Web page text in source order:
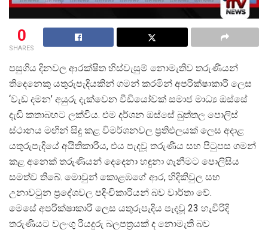
0
SHARES
පසුගිය දිනවල ආරක්ෂිත හිස්වැසුම් නොමැතිව තරුණියන්
තිදෙනෙකු යතුරුපැදියකින් ගමන් කරමින් අපරික්ෂාකාරී ලෙස
‘වැඩ දමන’ අයුරු දැක්වෙන වීඩියෝවක් සමාජ මාධ් ය ඔස්සේ
දැඩි කතාබහට ලක්විය. එම දර්ශන ඔස්සේ බුත්තල පොලිස්
ස්ථානය මඟින් සිදු කළ විමර්ශනවල ප්රතිඵලයක් ලෙස අදාළ
යතුරුපැදියේ අයිතිකාරිය, එය පැදවූ තරුණිය සහ පිටුපස ගමන්
කළ අනෙක් තරුණියන් දෙදෙනා හඳුනා ගැනීමට පොලිසිය
සමත්ව තිබේ. මොවුන් කොළඹගේ ආර, හිදිකිවුල සහ
උනාවටුන ප්රදේශවල පදිංචිකාරියන් බව වාර්තා වේ.
මෙසේ අපරික්ෂාකාරී ලෙස යතුරුපැදිය පැදවූ 23 හැවිරිදි
තරුණියට වලංගු රියදුරු බලපත්රයක් ද නොමැති බව